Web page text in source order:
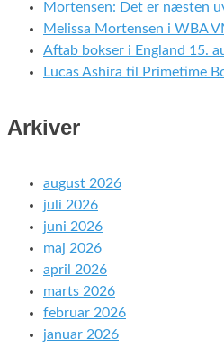
Mortensen: Det er næsten
Melissa Mortensen i WBA
Aftab bokser i England 15.
Lucas Ashira til Primetime
Arkiver
august 2026
juli 2026
juni 2026
maj 2026
april 2026
marts 2026
februar 2026
januar 2026